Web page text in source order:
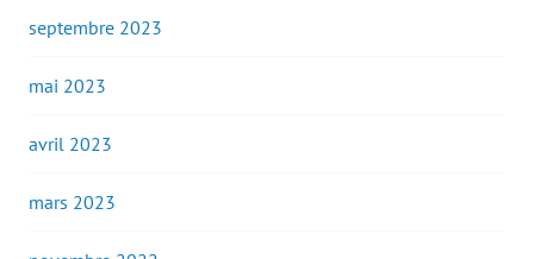
septembre 2023
mai 2023
avril 2023
mars 2023